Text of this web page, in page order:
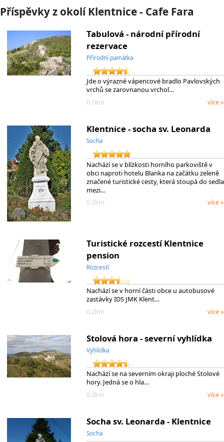
Příspěvky z okolí Klentnice - Cafe Fara
Tabulová - národní přírodní
rezervace
Přírodní památka
Jde o výrazné vápencové bradlo Pavlovských
vrchů se zarovnanou vrchol…
0.1km
více »
Klentnice - socha sv. Leonarda
Socha
Nachází se v blízkosti horního parkoviště v
obci naproti hotelu Blanka na začátku zeleně
značené turistické cesty, která stoupá do sedla
mezi…
0.2km
více »
Turistické rozcestí Klentnice
pension
Rozcestí
Nachází se v horní části obce u autobusové
zastávky IDS JMK Klent…
0.2km
více »
Stolová hora - severní vyhlídka
Vyhlídka
Nachází se na severním okraji ploché Stolové
hory. Jedná se o hla…
0.2km
více »
Socha sv. Leonarda - Klentnice
Socha